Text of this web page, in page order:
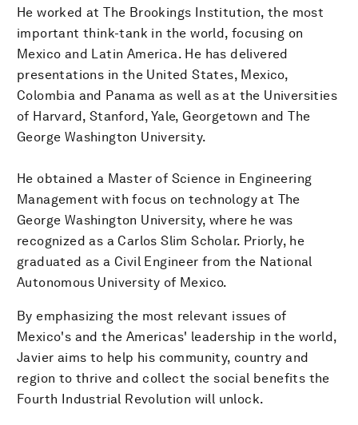
He worked at The Brookings Institution, the most
important think-tank in the world, focusing on
Mexico and Latin America. He has delivered
presentations in the United States, Mexico,
Colombia and Panama as well as at the Universities
of Harvard, Stanford, Yale, Georgetown and The
George Washington University.
He obtained a Master of Science in Engineering
Management with focus on technology at The
George Washington University, where he was
recognized as a Carlos Slim Scholar. Priorly, he
graduated as a Civil Engineer from the National
Autonomous University of Mexico.
By emphasizing the most relevant issues of
Mexico's and the Americas' leadership in the world,
Javier aims to help his community, country and
region to thrive and collect the social benefits the
Fourth Industrial Revolution will unlock.